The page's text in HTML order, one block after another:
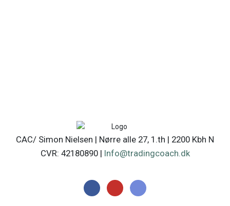
CAC/ Simon Nielsen | Nørre alle 27, 1.th | 2200 Kbh N
CVR: 42180890 | Info@tradingcoach.dk